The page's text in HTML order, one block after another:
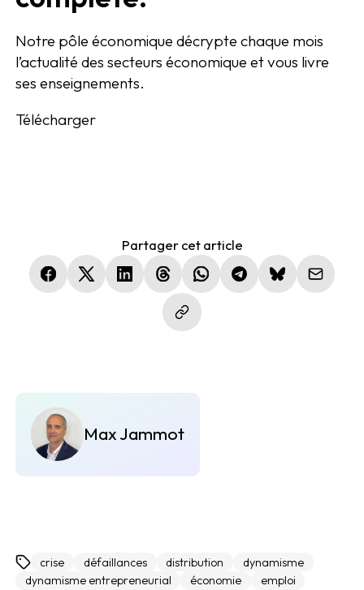
Notre pôle économique décrypte chaque mois
l’actualité des secteurs économique et vous livre
ses enseignements.
Télécharger
Partager cet article
(nouvelle fenêtre)
(nouvelle fenêtre)
(nouvelle fenêtre)
(nouvelle fenêtre)
(nouvelle fenêtre)
(nouvelle fenêtre)
(nouvelle
Max Jammot
crise défaillances distribution
dynamisme
dynamisme entrepreneurial
économie
emploi